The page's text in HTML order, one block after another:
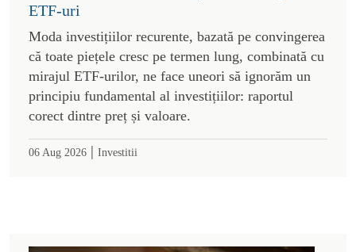
ETF-uri
Moda investițiilor recurente, bazată pe convingerea
că toate piețele cresc pe termen lung, combinată cu
mirajul ETF-urilor, ne face uneori să ignorăm un
principiu fundamental al investițiilor: raportul
corect dintre preț și valoare.
06 Aug 2026 | Investitii